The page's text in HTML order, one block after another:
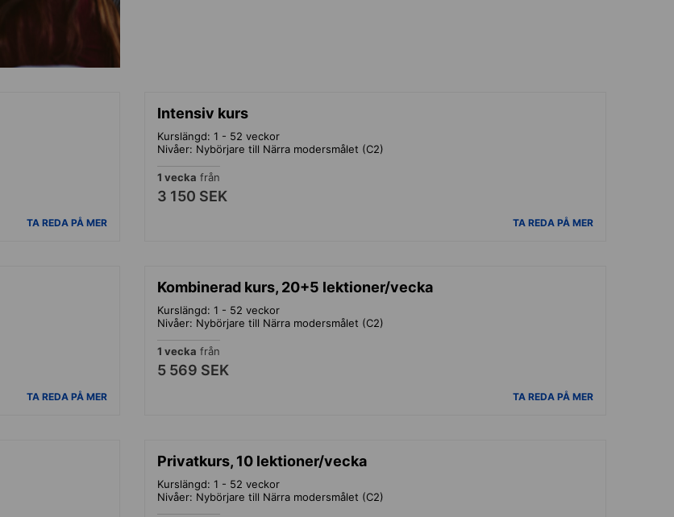
TA REDA PÅ MER
Intensiv kurs
Kurslängd: 1 - 52 veckor
Nivåer: Nybörjare till Närra modersmålet (C2)
1 vecka från
3 150 SEK
TA REDA PÅ MER
TA REDA PÅ MER
Kombinerad kurs, 20+5 lektioner/vecka
Kurslängd: 1 - 52 veckor
Nivåer: Nybörjare till Närra modersmålet (C2)
1 vecka från
5 569 SEK
TA REDA PÅ MER
Privatkurs, 10 lektioner/vecka
Kurslängd: 1 - 52 veckor
Nivåer: Nybörjare till Närra modersmålet (C2)